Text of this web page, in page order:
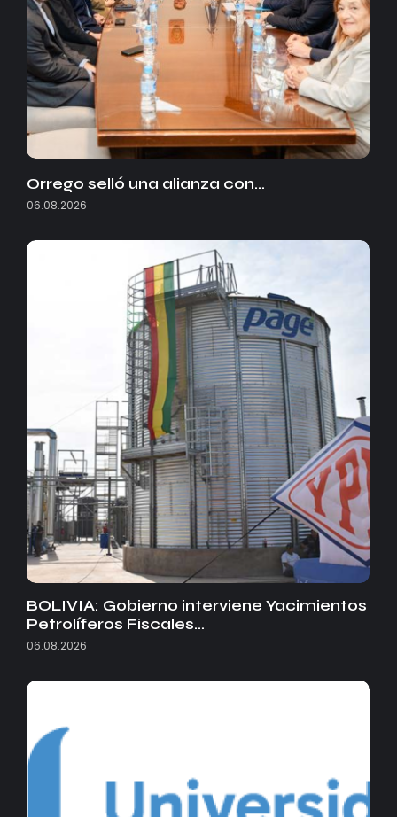
Orrego selló una alianza con…
06.08.2026
BOLIVIA: Gobierno interviene Yacimientos
Petrolíferos Fiscales…
06.08.2026